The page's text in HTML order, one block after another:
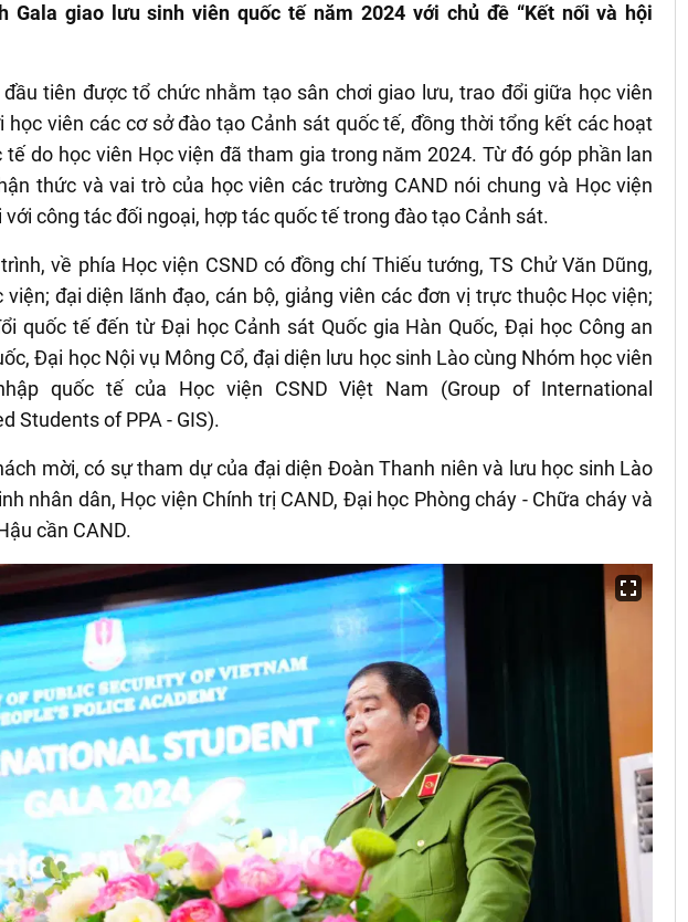
Gala giao lưu sinh viên quốc tế năm 2024 với chủ đề “Kết nối và hội
tiên được tổ chức nhằm tạo sân chơi giao lưu, trao đổi giữa học viên
học viên các cơ sở đào tạo Cảnh sát quốc tế, đồng thời tổng kết các hoạt
tế do học viên Học viện đã tham gia trong năm 2024. Từ đó góp phần lan
thức và vai trò của học viên các trường CAND nói chung và Học viện
với công tác đối ngoại, hợp tác quốc tế trong đào tạo Cảnh sát.
về phía Học viện CSND có đồng chí Thiếu tướng, TS Chử Văn Dũng,
viện; đại diện lãnh đạo, cán bộ, giảng viên các đơn vị trực thuộc Học viện;
quốc tế đến từ Đại học Cảnh sát Quốc gia Hàn Quốc, Đại học Công an
Đại học Nội vụ Mông Cổ, đại diện lưu học sinh Lào cùng Nhóm học viên
quốc tế của Học viện CSND Việt Nam (Group of International
Students of PPA - GIS).
mời, có sự tham dự của đại diện Đoàn Thanh niên và lưu học sinh Lào
nhân dân, Học viện Chính trị CAND, Đại học Phòng cháy - Chữa cháy và
cần CAND.